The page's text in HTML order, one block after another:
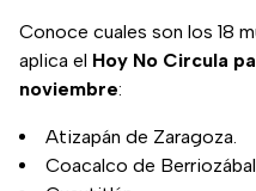
Conoce cuales son los 18
aplica el Hoy No Circula
noviembre:
Atizapán de Zaragoza.
Coacalco de